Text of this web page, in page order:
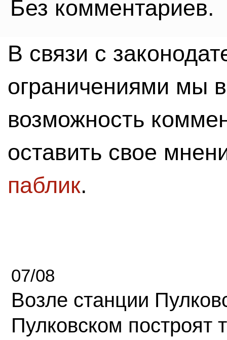
Без комментариев.
В связи с
ограничениями мы
возможность
оставить свое
паблик.
07/08
Возле станции
Пулковском построят